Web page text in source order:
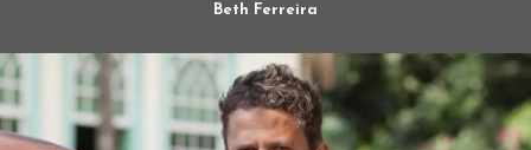
Beth Ferreira